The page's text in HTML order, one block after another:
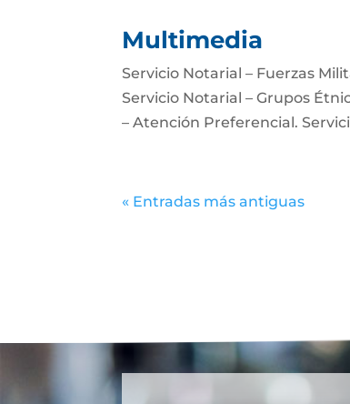
Multimedia
Servicio Notarial – Fuerzas
Servicio Notarial – Grupos
– Atención Preferencial.
« Entradas más antiguas